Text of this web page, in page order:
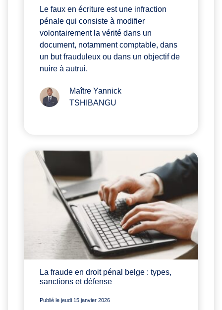
Le faux en écriture est une infraction
pénale qui consiste à modifier
volontairement la vérité dans un
document, notamment comptable, dans
un but frauduleux ou dans un objectif de
nuire à autrui.
Maître Yannick
TSHIBANGU
La fraude en droit pénal belge : types,
sanctions et défense
Publié le jeudi 15 janvier 2026